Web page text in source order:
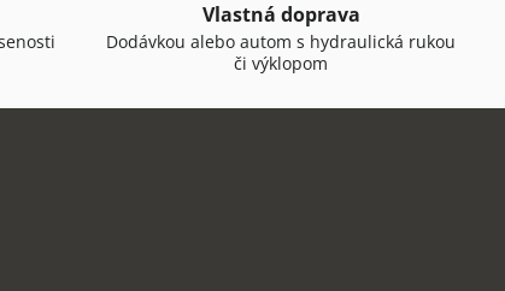
Vlastná doprava
Dodávkou alebo autom s hydraulická rukou
či výklopom